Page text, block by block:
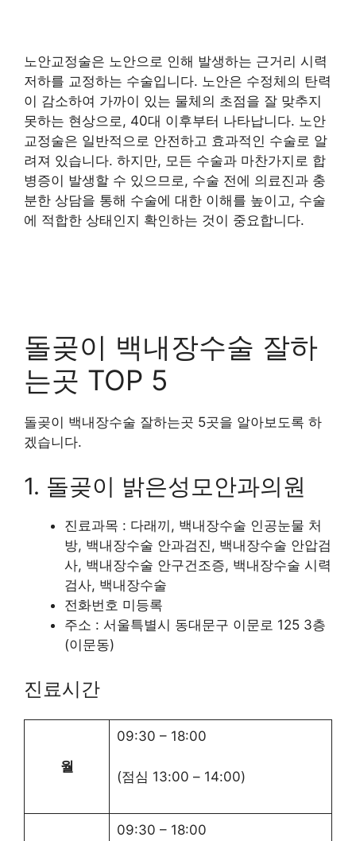
노안교정술은 노안으로 인해 발생하는 근거리 시력
저하를 교정하는 수술입니다. 노안은 수정체의 탄력
이 감소하여 가까이 있는 물체의 초점을 잘 맞추지
못하는 현상으로, 40대 이후부터 나타납니다. 노안
교정술은 일반적으로 안전하고 효과적인 수술로 알
려져 있습니다. 하지만, 모든 수술과 마찬가지로 합
병증이 발생할 수 있으므로, 수술 전에 의료진과 충
분한 상담을 통해 수술에 대한 이해를 높이고, 수술
에 적합한 상태인지 확인하는 것이 중요합니다.
돌곶이 백내장수술 잘하
는곳 TOP 5
돌곶이 백내장수술 잘하는곳 5곳을 알아보도록 하
겠습니다.
1. 돌곶이 밝은성모안과의원
진료과목 : 다래끼, 백내장수술 인공눈물 처
방, 백내장수술 안과검진, 백내장수술 안압검
사, 백내장수술 안구건조증, 백내장수술 시력
검사, 백내장수술
전화번호 미등록
주소 : 서울특별시 동대문구 이문로 125 3층
(이문동)
진료시간
월
09:30 – 18:00
(점심 13:00 – 14:00)
09:30 – 18:00